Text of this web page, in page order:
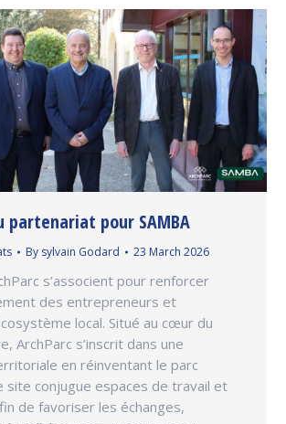
partenariat pour SAMBA
By sylvain Godard 23 March 2026
s’associent pour renforcer
des entrepreneurs et
local. Situé au cœur du
ArchParc s’inscrit dans une
en réinventant le parc
site conjugue espaces de travail et
de favoriser les échanges,